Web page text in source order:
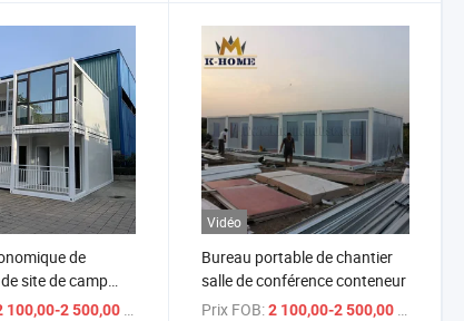
de
site de camp
100,00-2 500,00 $US
Vidéo
Bureau portable de chantier
salle de conférence conteneur
Prix FOB: 2 100,00-2 500,00 $US